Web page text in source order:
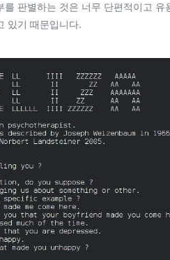
를 판별하는 것은 너무 단편적이고 유
있기 때문입니다.